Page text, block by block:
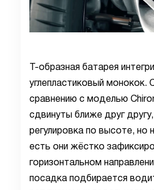
Т-образная батарея
углепластиковый монокок.
сравнению с моделью
сдвинуты ближе друг другу,
регулировка по высоте, но
есть они жёстко
горизонтальном
посадка подбирается